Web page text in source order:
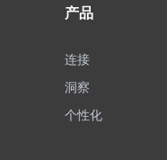
产品
连接
洞察
个性化